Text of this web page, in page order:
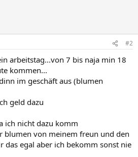
#2
arbeitstag...von 7 bis naja min 18
kommen...
im geschäft aus (blumen
geld dazu
ich nicht dazu komm
blumen von meinem freun und den
das egal aber ich bekomm sonst nie